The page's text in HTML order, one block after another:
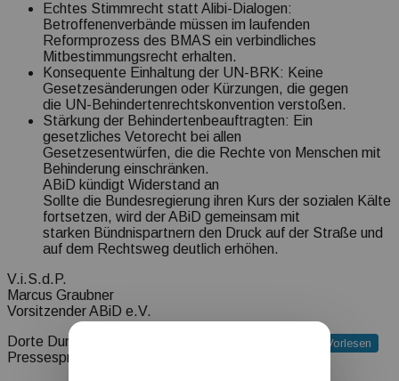
Echtes Stimmrecht statt Alibi-Dialogen:
Betroffenenverbände müssen im laufenden
Reformprozess des BMAS ein verbindliches
Mitbestimmungsrecht erhalten.
Konsequente Einhaltung der UN-BRK: Keine
Gesetzesänderungen oder Kürzungen, die gegen
die UN-Behindertenrechtskonvention verstoßen.
Stärkung der Behindertenbeauftragten: Ein
gesetzliches Vetorecht bei allen
Gesetzesentwürfen, die die Rechte von Menschen mit
Behinderung einschränken.
ABiD kündigt Widerstand an
Sollte die Bundesregierung ihren Kurs der sozialen Kälte
fortsetzen, wird der ABiD gemeinsam mit
starken Bündnispartnern den Druck auf der Straße und
auf dem Rechtsweg deutlich erhöhen.
V.i.S.d.P.
Marcus Graubner
Vorsitzender ABiD e.V.
Dorte Dunkel
Pressesprecherin
Vorlesen